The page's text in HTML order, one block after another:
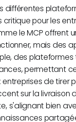
différentes
pour les
le MCP offrent
mais des
des
permettant
de tirer
sur la livraison
s'alignant bien